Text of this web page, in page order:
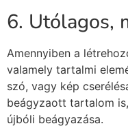
6. Utólagos,
Amennyiben a
valamely tartalmi
szó, vagy kép
beágyzaott tartalom
újbóli beágyazása.